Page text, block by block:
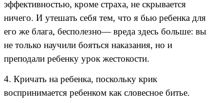
эффективностью, кроме страха, не скрывается
ничего. И утешать себя тем, что я бью ребенка для
его же блага, бесполезно— вреда здесь больше: вы
не только научили бояться наказания, но и
преподали ребенку урок жестокости.
4. Кричать на ребенка, поскольку крик
воспринимается ребенком как словесное битье.